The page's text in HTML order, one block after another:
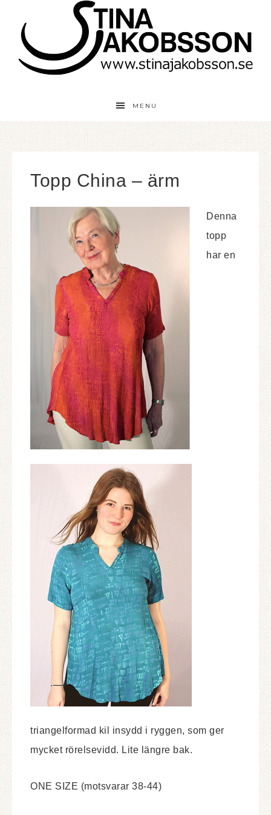
MENU
Topp China – ärm
Denna
topp
har en
triangelformad kil insydd i ryggen, som ger
mycket rörelsevidd. Lite längre bak.
ONE SIZE (motsvarar 38-44)